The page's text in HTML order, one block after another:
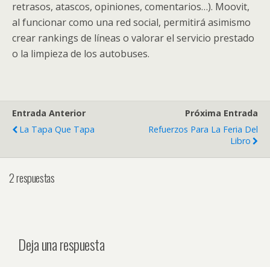
retrasos, atascos, opiniones, comentarios…). Moovit,
al funcionar como una red social, permitirá asimismo
crear rankings de líneas o valorar el servicio prestado
o la limpieza de los autobuses.
Entrada Anterior
La Tapa Que Tapa
Próxima Entrada
Refuerzos Para La Feria Del
Libro
2 respuestas
Deja una respuesta